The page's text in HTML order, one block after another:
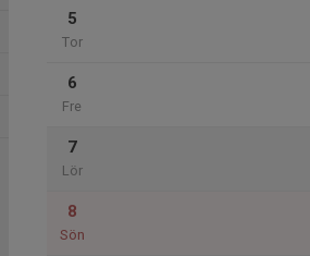
5
Tor
6
Fre
7
Lör
8
Sön